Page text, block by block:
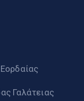
Γαλάτειας